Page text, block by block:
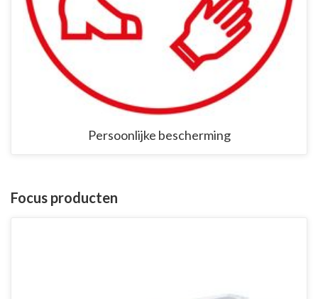
Persoonlijke bescherming
Focus producten